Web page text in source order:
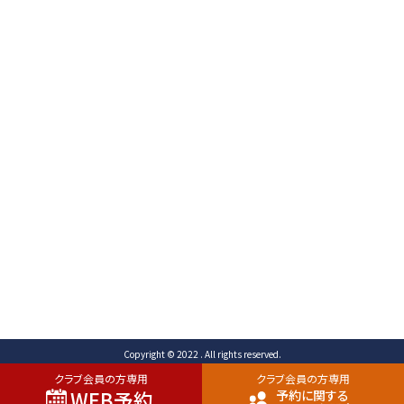
クラブ会員の方専用 クラブ会員の方専用
予約に関する
Copyright © 2022 . All rights reserved.